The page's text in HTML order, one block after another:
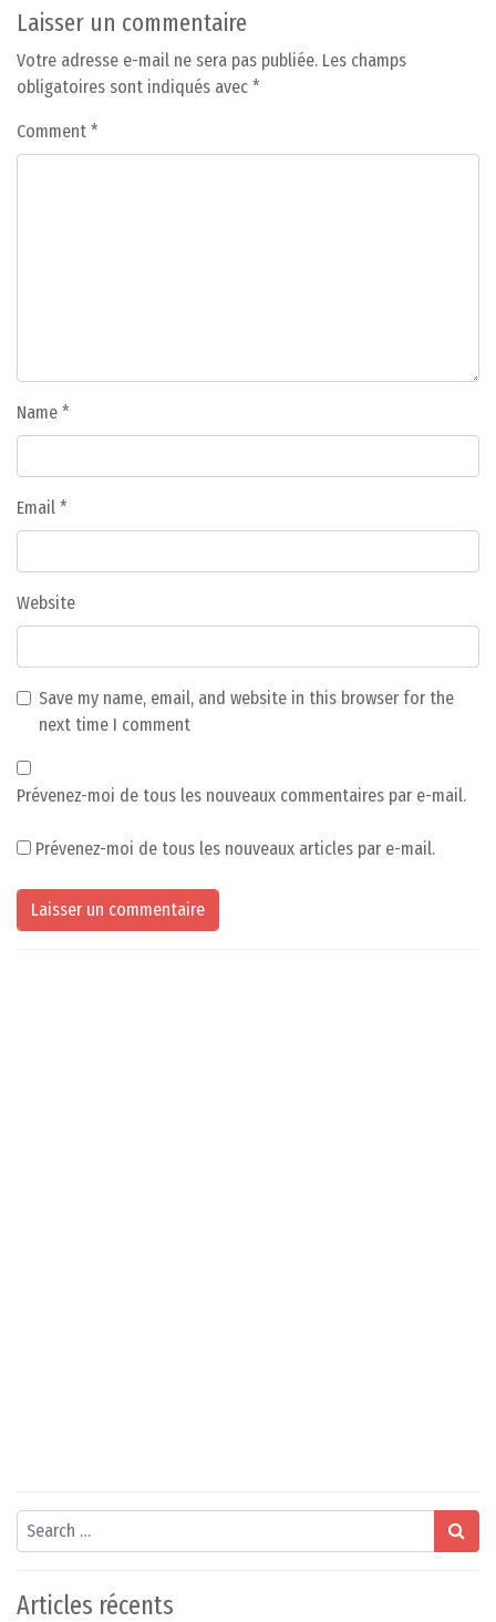
Laisser un commentaire
Votre adresse e-mail ne sera pas publiée. Les champs
obligatoires sont indiqués avec *
Comment *
Name *
Email *
Website
Save my name, email, and website in this browser for the
next time I comment
Prévenez-moi de tous les nouveaux commentaires par e-mail.
Prévenez-moi de tous les nouveaux articles par e-mail.
Search
Articles récents